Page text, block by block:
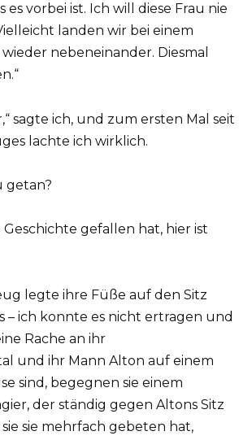
es vorbei ist. Ich will diese Frau nie
landen wir bei einem
nebeneinander. Diesmal
sagte ich, und zum ersten Mal seit
lachte ich wirklich.
getan?
Geschichte gefallen hat, hier ist
legte ihre Füße auf den Sitz
– ich konnte es nicht ertragen und
Rache an ihr
und ihr Mann Alton auf einem
sind, begegnen sie einem
der ständig gegen Altons Sitz
sie mehrfach gebeten hat,